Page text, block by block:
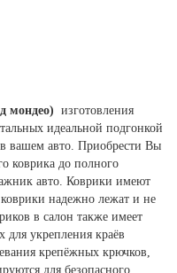
мондео) изготовления
идеальной подгонкой
вашем авто. Приобрести Вы
коврика до полного
авто. Коврики имеют
надежно лежат и не
в салон также имеет
для укрепления краёв
крепёжных крючков,
для безопасного